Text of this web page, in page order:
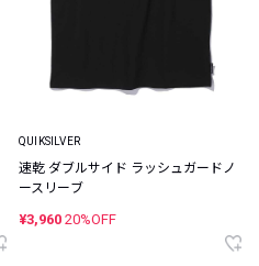
QUIKSILVER
速乾 ダブルサイド ラッシュガードノ
ースリーブ
¥3,960 20%OFF